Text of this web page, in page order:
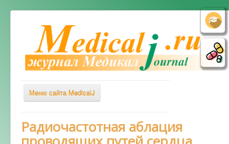
Меню сайта MedicalJ
Симптомы
Радиочастотная аблация